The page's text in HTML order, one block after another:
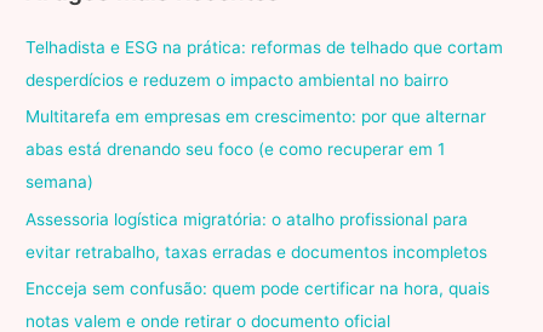
Telhadista e ESG na prática: reformas de telhado que cortam
desperdícios e reduzem o impacto ambiental no bairro
Multitarefa em empresas em crescimento: por que alternar
abas está drenando seu foco (e como recuperar em 1
semana)
Assessoria logística migratória: o atalho profissional para
evitar retrabalho, taxas erradas e documentos incompletos
Encceja sem confusão: quem pode certificar na hora, quais
notas valem e onde retirar o documento oficial